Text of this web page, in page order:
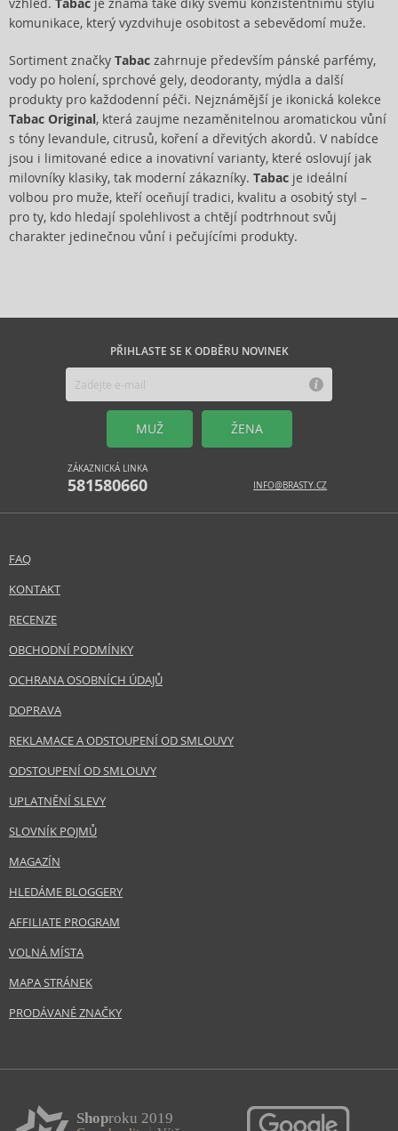
vzhled. Tabac je známá také díky svému konzistentnímu stylu
komunikace, který vyzdvihuje osobitost a sebevědomí muže.
Sortiment značky Tabac zahrnuje především pánské parfémy,
vody po holení, sprchové gely, deodoranty, mýdla a další
produkty pro každodenní péči. Nejznámější je ikonická kolekce
Tabac Original, která zaujme nezaměnitelnou aromatickou vůní
s tóny levandule, citrusů, koření a dřevitých akordů. V nabídce
jsou i limitované edice a inovativní varianty, které oslovují jak
milovníky klasiky, tak moderní zákazníky. Tabac je ideální
volbou pro muže, kteří oceňují tradici, kvalitu a osobitý styl –
pro ty, kdo hledají spolehlivost a chtějí podtrhnout svůj
charakter jedinečnou vůní i pečujícími produkty.
PŘIHLASTE SE K ODBĚRU NOVINEK
MUŽ ŽENA
ZÁKAZNICKÁ LINKA
581580660 INFO@BRASTY.CZ
FAQ
KONTAKT
RECENZE
OBCHODNÍ PODMÍNKY
OCHRANA OSOBNÍCH ÚDAJŮ
DOPRAVA
REKLAMACE A ODSTOUPENÍ OD SMLOUVY
ODSTOUPENÍ OD SMLOUVY
UPLATNĚNÍ SLEVY
SLOVNÍK POJMŮ
MAGAZÍN
HLEDÁME BLOGGERY
AFFILIATE PROGRAM
VOLNÁ MÍSTA
MAPA STRÁNEK
PRODÁVANÉ ZNAČKY